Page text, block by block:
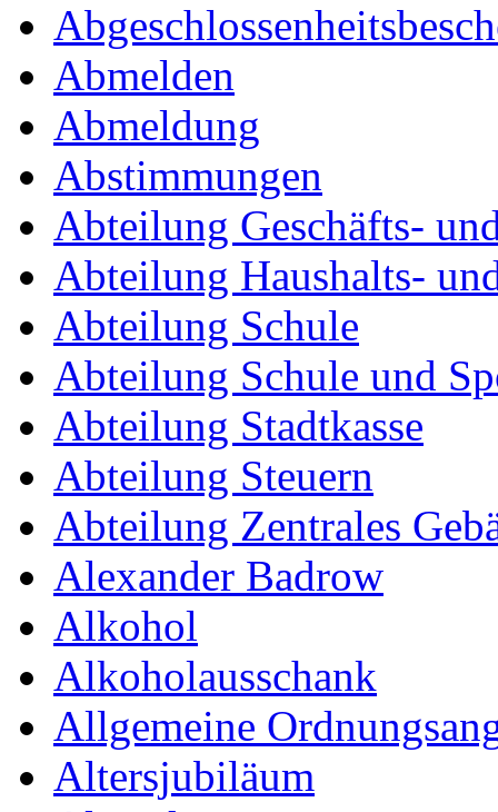
Abmelden
Abmeldung
Abstimmungen
Abteilung Geschäfts-
Abteilung Haushalts-
Abteilung Schule
Abteilung Schule und
Abteilung Stadtkasse
Abteilung Steuern
Abteilung Zentrales
Alexander Badrow
Alkohol
Alkoholausschank
Allgemeine
Altersjubiläum